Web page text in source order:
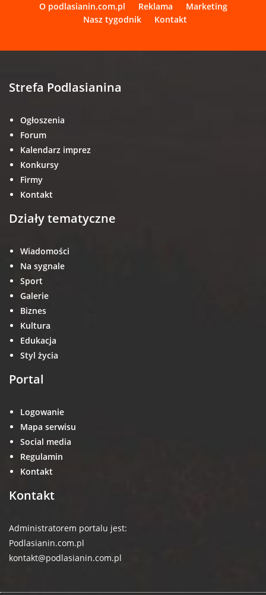
O podlasianin.com.pl Reklama
Marketing
Nasz tygodnik
Kontakt
Strefa Podlasianina
Ogłoszenia
Forum
Kalendarz imprez
Konkursy
Firmy
Kontakt
Działy tematyczne
Wiadomości
Na sygnale
Sport
Galerie
Biznes
Kultura
Edukacja
Styl życia
Portal
Logowanie
Mapa serwisu
Social media
Regulamin
Kontakt
Kontakt
Administratorem portalu jest:
Podlasianin.com.pl
kontakt@podlasianin.com.pl